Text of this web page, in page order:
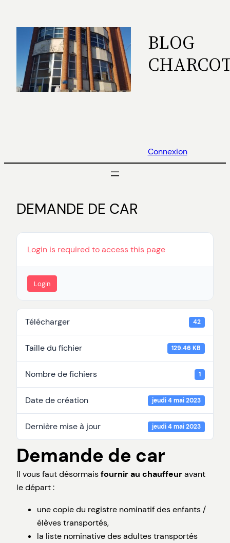
contenu
BLOG
Connexion
DEMANDE DE CAR
Login is required to access this page
Login
Télécharger 42
Taille du fichier 129.46 KB
Nombre de fichiers 1
Date de création jeudi 4 mai 2023
Dernière mise à jour jeudi 4 mai 2023
Demande de car
Il vous faut désormaisfournir au chauffeuravant
le départ :
une copie du registre nominatif des enfants /
élèves transportés,
la liste nominative des adultes transportés